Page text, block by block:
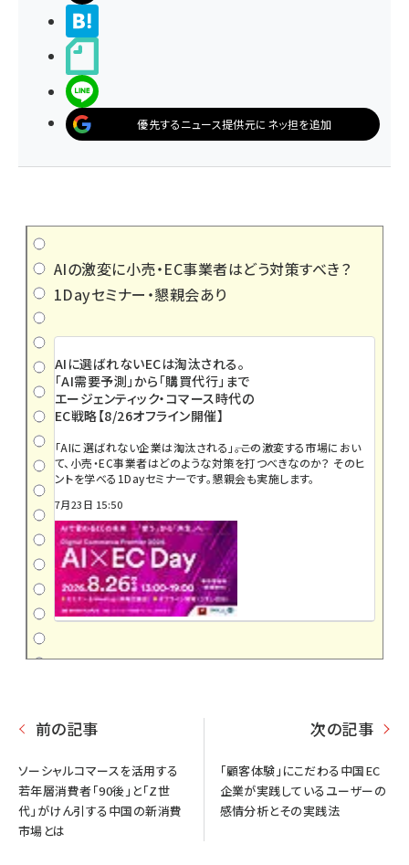
優先するニュース提供元にネッ担を追加
AIの激変に小売・EC事業者はどう対策すべき？
1Dayセミナー・懇親会あり
AIに選ばれないECは淘汰される。
「AI需要予測」から「購買代行」まで
エージェンティック・コマース時代の
EC戦略【8/26オフライン開催】
「AIに選ばれない企業は淘汰される」――。この激変する市場におい
て、小売・EC事業者はどのような対策を打つべきなのか？ そのヒ
ントを学べる1Dayセミナーです。懇親会も実施します。
7月23日 15:50
前の記事
ソーシャルコマースを活用する
若年層消費者「90後」と「Z世
代」がけん引する中国の新消費
市場とは
次の記事
「顧客体験」にこだわる中国EC
企業が実践しているユーザーの
感情分析とその実践法